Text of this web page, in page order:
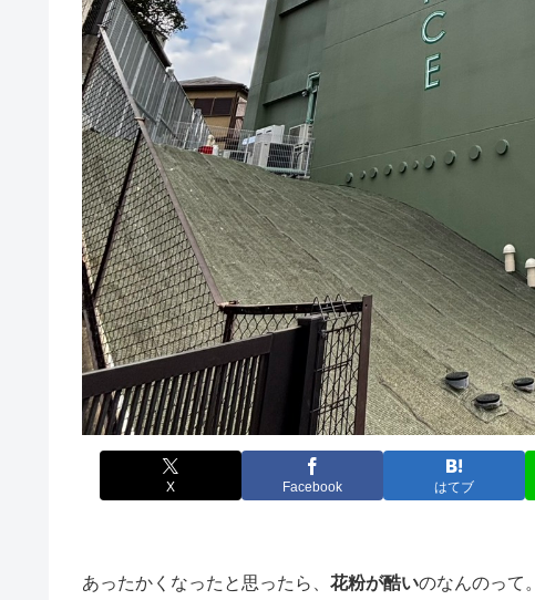
X Facebook はてブ
あったかくなったと思ったら、 花粉が酷いのなんのって。